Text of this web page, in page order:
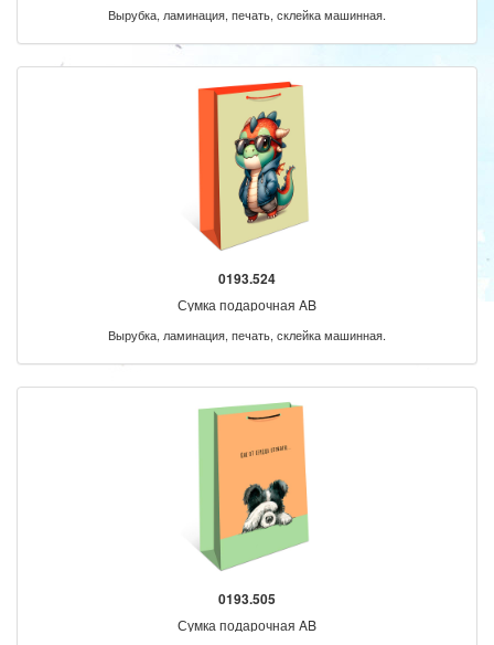
Вырубка, ламинация, печать, склейка машинная.
0193.524
Сумка подарочная AB
Вырубка, ламинация, печать, склейка машинная.
0193.505
Сумка подарочная AB